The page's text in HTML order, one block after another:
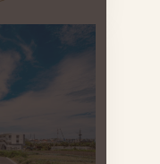
台から
わせた区画